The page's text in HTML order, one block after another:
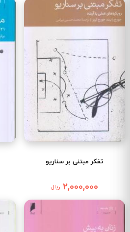
تفکر مبتنی بر سناریو
2,000,000 ریال